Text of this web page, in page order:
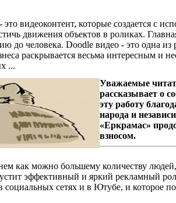
видеоконтент, которые создается с
движения объектов в роликах.
до человека. Doodle видео - это одна
раскрывается весьма интересным
...
как можно большему количеству
эффективный и яркий рекламный
сетях и в Ютубе, и которое
Уважаемые
рассказывает о
эту работу
народа и
«Еркрамас»
взносом.